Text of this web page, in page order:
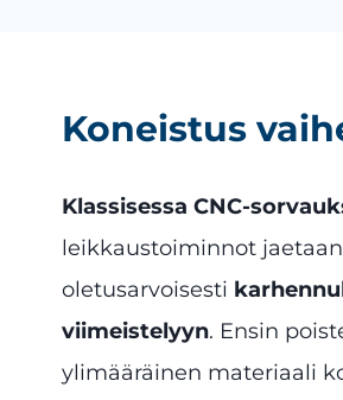
Koneistus
Klassisessa CNC-
leikkaustoiminnot jaetaan
oletusarvoisesti
viimeistelyyn. Ensin
ylimääräinen materiaali